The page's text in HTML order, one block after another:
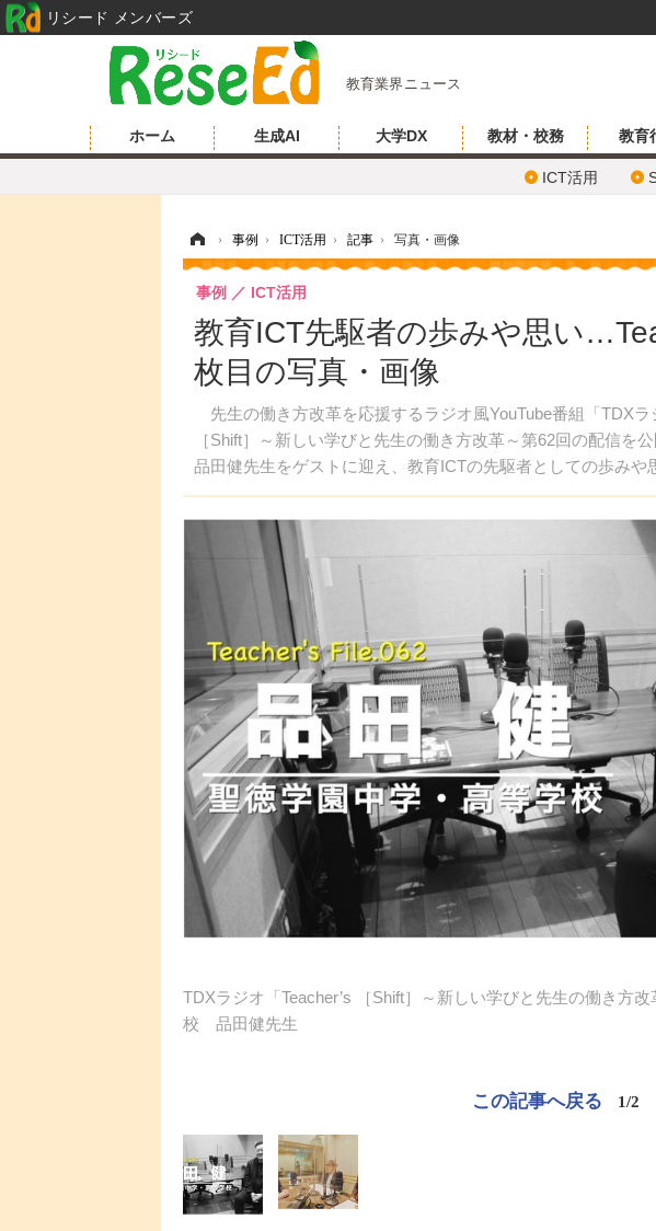
教育業界ニュース
ホーム 生成AI 大学DX 教材・校務 教育
ICT活用
› 事例 › ICT活用 › 記事 › 写真・画像
教育ICT先駆者の歩みや思い
枚目の写真・画像
先生の働き方改革を応援するラジオ風YouTube番組「TDXラ
［Shift］～新しい学びと先生の働き方改革～第62回の配信を
品田健先生をゲストに迎え、教育ICTの先駆者としての歩みや
事例 ICT活用
TDXラジオ「Teacher’s ［Shift］～新しい学びと先生の働き方
校 品田健先生
この記事へ戻る 1/2
リシード メンバーズ